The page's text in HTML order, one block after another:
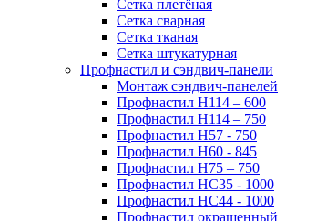
Сетка плетёная
Сетка сварная
Сетка тканая
Сетка штукатурная
Профнастил и сэндвич-панели
Монтаж сэндвич-панелей
Профнастил Н114 – 600
Профнастил Н114 – 750
Профнастил Н57 - 750
Профнастил Н60 - 845
Профнастил Н75 – 750
Профнастил НС35 - 1000
Профнастил НС44 - 1000
Профнастил окрашенный